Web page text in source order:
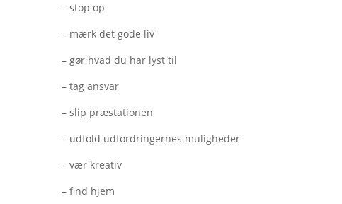
– stop op
– mærk det gode liv
– gør hvad du har lyst til
– tag ansvar
– slip præstationen
– udfold udfordringernes muligheder
– vær kreativ
– find hjem